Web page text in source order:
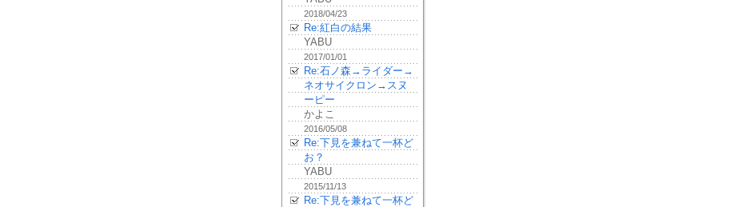
2018/04/23
Re:紅白の結果
YABU
2017/01/01
Re:石ノ森→ライダー→
ネオサイクロン→スヌ
ーピー
かよこ
2016/05/08
Re:下見を兼ねて一杯ど
お？
YABU
2015/11/13
Re:下見を兼ねて一杯ど